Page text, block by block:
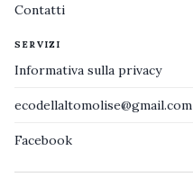
Contatti
SERVIZI
Informativa sulla privacy
ecodellaltomolise@gmail.com
Facebook